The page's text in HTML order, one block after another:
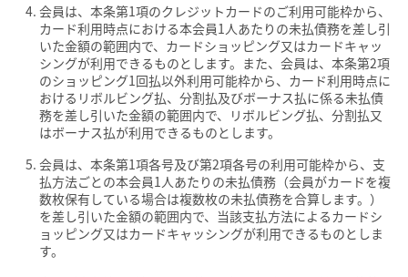
会員は、本条第1項のクレジットカードのご利用可能枠から、
カード利用時点における本会員1人あたりの未払債務を差し引
いた金額の範囲内で、カードショッピング又はカードキャッ
シングが利用できるものとします。また、会員は、本条第2項
のショッピング1回払以外利用可能枠から、カード利用時点に
おけるリボルビング払、分割払及びボーナス払に係る未払債
務を差し引いた金額の範囲内で、リボルビング払、分割払又
はボーナス払が利用できるものとします。
会員は、本条第1項各号及び第2項各号の利用可能枠から、支
払方法ごとの本会員1人あたりの未払債務（会員がカードを複
数枚保有している場合は複数枚の未払債務を合算します。）
を差し引いた金額の範囲内で、当該支払方法によるカードシ
ョッピング又はカードキャッシングが利用できるものとしま
す。